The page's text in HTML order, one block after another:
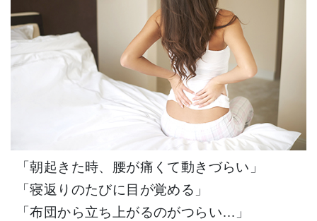
「朝起きた時、腰が痛くて動きづらい」
「寝返りのたびに目が覚める」
「布団から立ち上がるのがつらい…」